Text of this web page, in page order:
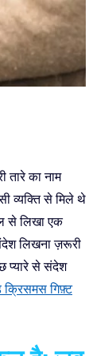
तारे का नाम
व्यक्ति से मिले थे
से लिखा एक
लिखना ज़रूरी
प्यारे से संदेश
क्रिसमस गिफ़्ट